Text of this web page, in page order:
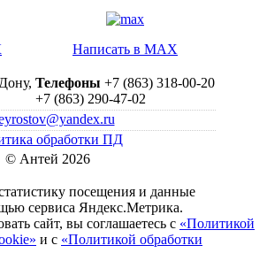
Написать в MAX
Телефоны +7 (863) 318-00-20
+7 (863) 290-47-02
обработки ПД
© Антей 2026
посещения и данные
сервиса Яндекс.Метрика.
сайт, вы соглашаетесь с «Политикой
и с «Политикой обработки